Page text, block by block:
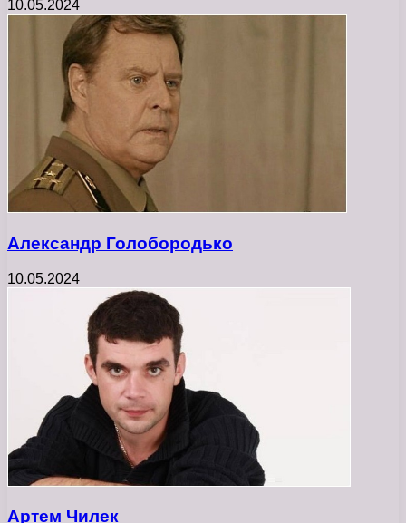
10.05.2024
Александр Голобородько
10.05.2024
Артем Чилек